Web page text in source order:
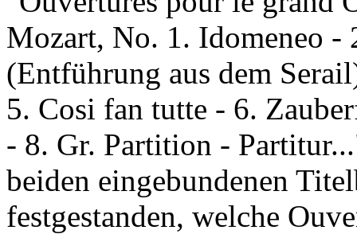
Mozart, No. 1. Idomeneo -
(Entführung aus dem
5. Cosi fan tutte - 6.
- 8. Gr. Partition -
beiden eingebundenen
festgestanden, welche